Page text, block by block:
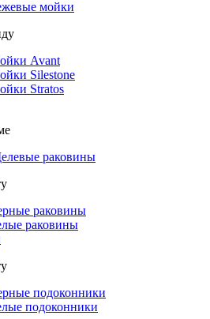
мойки
Avant
Silestone
Stratos
раковины
раковины
раковины
подоконники
подоконники